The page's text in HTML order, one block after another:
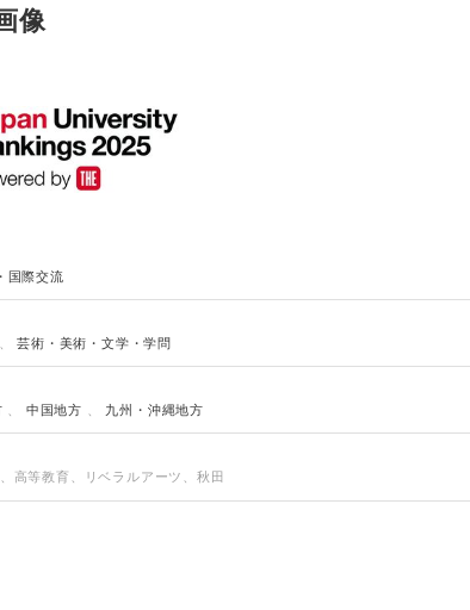
像
国際交流
、芸術・美術・文学・学問
、 中国地方 、 九州・沖縄地方
高等教育、リベラルアーツ、秋田